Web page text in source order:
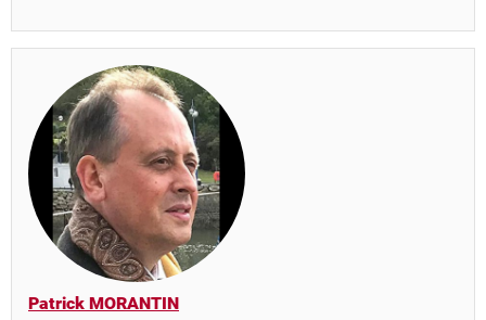
Patrick MORANTIN